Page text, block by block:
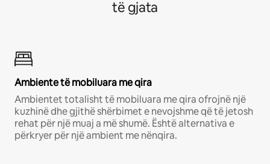
të gjata
Ambiente të mobiluara me qira
Ambientet totalisht të mobiluara me qira ofrojnë një
kuzhinë dhe gjithë shërbimet e nevojshme që të jetosh
rehat për një muaj a më shumë. Është alternativa e
përkryer për një ambient me nënqira.